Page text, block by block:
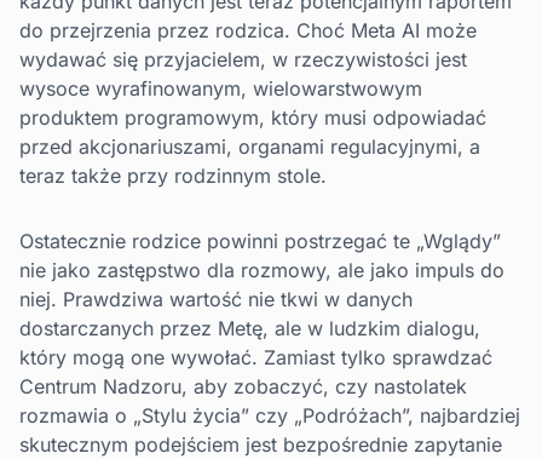
do przejrzenia przez rodzica. Choć Meta AI może
wydawać się przyjacielem, w rzeczywistości jest
wysoce wyrafinowanym, wielowarstwowym
produktem programowym, który musi odpowiadać
przed akcjonariuszami, organami regulacyjnymi, a
teraz także przy rodzinnym stole.
Ostatecznie rodzice powinni postrzegać te „Wglądy”
nie jako zastępstwo dla rozmowy, ale jako impuls do
niej. Prawdziwa wartość nie tkwi w danych
dostarczanych przez Metę, ale w ludzkim dialogu,
który mogą one wywołać. Zamiast tylko sprawdzać
Centrum Nadzoru, aby zobaczyć, czy nastolatek
rozmawia o „Stylu życia” czy „Podróżach”, najbardziej
skutecznym podejściem jest bezpośrednie zapytanie